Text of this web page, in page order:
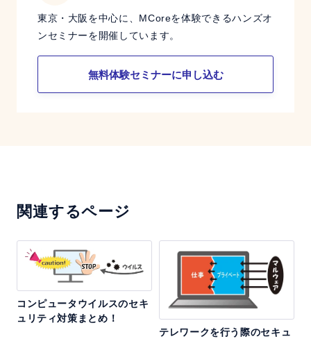
東京・大阪を中心に、MCoreを体験できるハンズオ
ンセミナーを開催しています。
無料体験セミナーに申し込む
関連するページ
コンピュータウイルスのセキ
ュリティ対策まとめ！
テレワークを行う際のセキュ